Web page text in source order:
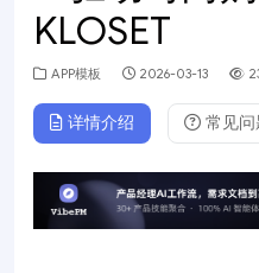
KLOSET
APP模板 2026-03-13
详情介绍 常见问